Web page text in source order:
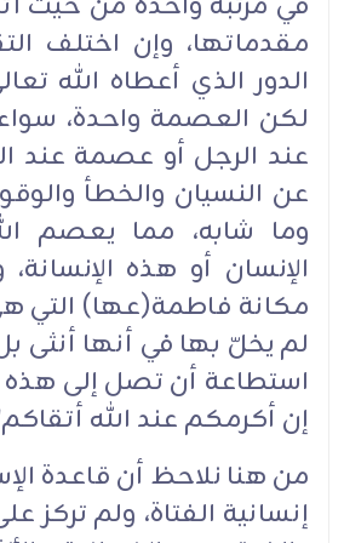
مقدماتها، وإن اختلف
الدور الذي أعطاه الله
لكن العصمة واحدة،
عند الرجل أو عصمة عند
عن النسيان والخطأ
وما شابه، مما يعصم
الإنسان أو هذه
مكانة فاطمة(عها) التي
لم يخلّ بها في أنها
استطاعة أن تصل إلى هذه
إن أكرمكم عند الله
من هنا نلاحظ أن قاعدة
إنسانية الفتاة، ولم تركز